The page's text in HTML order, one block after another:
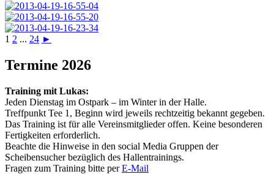
1 2 ... 24 ►
Termine 2026
Training mit Lukas:
Jeden Dienstag im Ostpark – im Winter in der Halle.
Treffpunkt Tee 1, Beginn wird jeweils rechtzeitig bekannt gegeben.
Das Training ist für alle Vereinsmitglieder offen. Keine besonderen
Fertigkeiten erforderlich.
Beachte die Hinweise in den social Media Gruppen der
Scheibensucher bezüglich des Hallentrainings.
Fragen zum Training bitte perE-Mail